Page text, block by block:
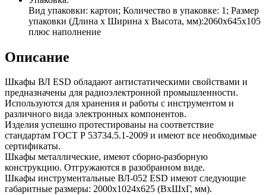
Вид упаковки: картон; Количество в упаковке: 1; Размер
упаковки (Длина х Ширина х Высота, мм):2060х645х105
плюс наполнение
Описание
Шкафы ВЛ ESD обладают антистатическими свойствами и
предназначены для радиоэлектронной промышленности.
Используются для хранения и работы с инструментом и
различного вида электронных компонентов.
Изделия успешно протестированы на соответствие
стандартам ГОСТ Р 53734.5.1-2009 и имеют все необходимые
сертификаты.
Шкафы металлические, имеют сборно-разборную
конструкцию. Отгружаются в разобранном виде.
Шкафы инструментальные ВЛ-052 ESD имеют следующие
габаритные размеры: 2000х1024х625 (ВхШхГ, мм).